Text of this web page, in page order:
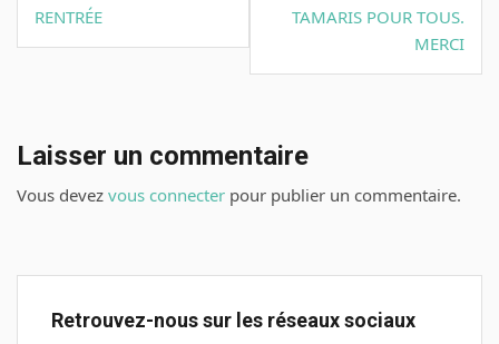
de
l’article
RENTRÉE
TAMARIS POUR TOUS.
MERCI
Laisser un commentaire
Vous devez vous connecter pour publier un commentaire.
Retrouvez-nous sur les réseaux sociaux